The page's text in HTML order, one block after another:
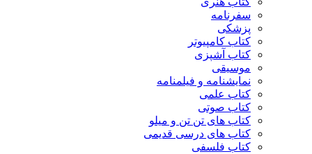
سفرنامه
پزشکی
کتاب کامپیوتر
کتاب آشپزی
موسیقی
نمایشنامه و فیلمنامه
کتاب علمی
کتاب صوتی
کتاب های تن تن و میلو
کتاب های درسی قدیمی
کتاب فلسفی